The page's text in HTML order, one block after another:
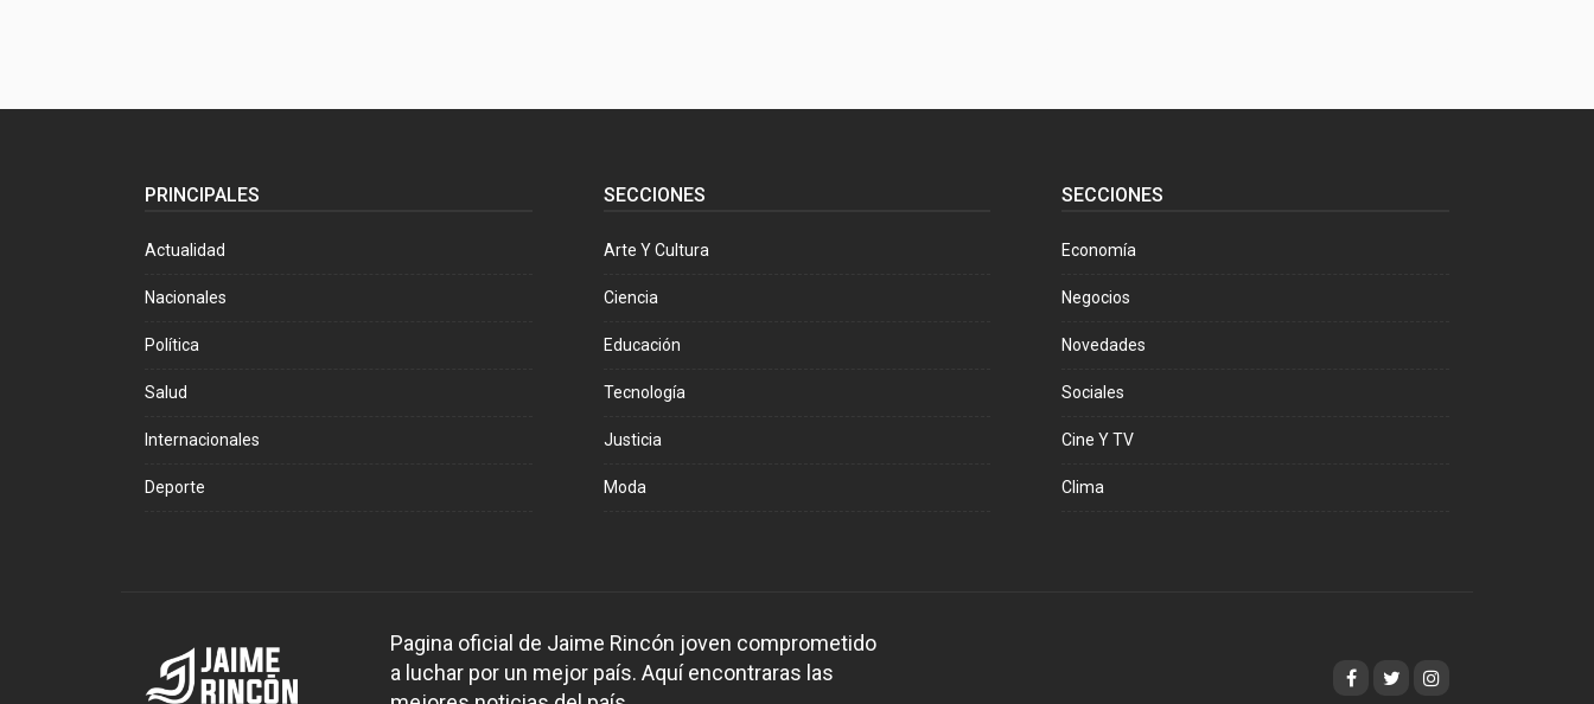
PRINCIPALES
Actualidad
Nacionales
Política
Salud
Internacionales
Deporte
SECCIONES
Arte Y Cultura
Ciencia
Educación
Tecnología
Justicia
Moda
SECCIONES
Economía
Negocios
Novedades
Sociales
Cine Y TV
Clima
Pagina oficial de Jaime Rincón joven comprometido
a luchar por un mejor país. Aquí encontraras las